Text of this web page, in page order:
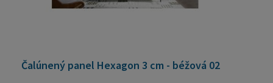
Čalúnený panel Hexagon 3 cm - béžová 02